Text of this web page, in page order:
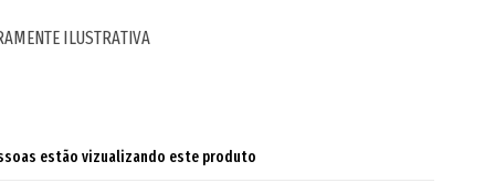
ILUSTRATIVA
estão vizualizando este produto